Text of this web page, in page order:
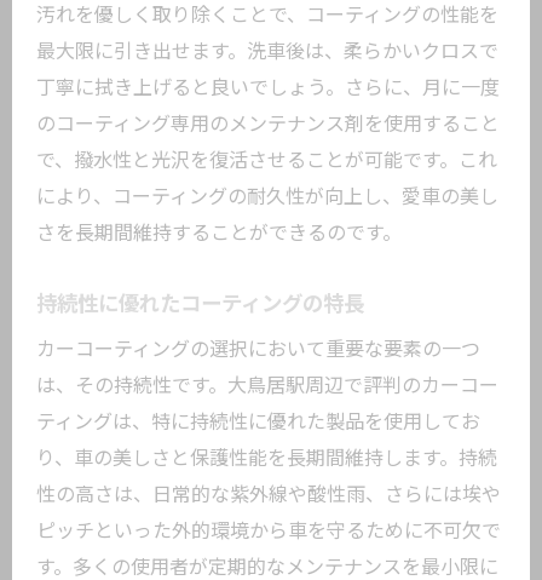
汚れを優しく取り除くことで、コーティングの性能を
最大限に引き出せます。洗車後は、柔らかいクロスで
丁寧に拭き上げると良いでしょう。さらに、月に一度
のコーティング専用のメンテナンス剤を使用すること
で、撥水性と光沢を復活させることが可能です。これ
により、コーティングの耐久性が向上し、愛車の美し
さを長期間維持することができるのです。
持続性に優れたコーティングの特長
カーコーティングの選択において重要な要素の一つ
は、その持続性です。大鳥居駅周辺で評判のカーコー
ティングは、特に持続性に優れた製品を使用してお
り、車の美しさと保護性能を長期間維持します。持続
性の高さは、日常的な紫外線や酸性雨、さらには埃や
ピッチといった外的環境から車を守るために不可欠で
す。多くの使用者が定期的なメンテナンスを最小限に